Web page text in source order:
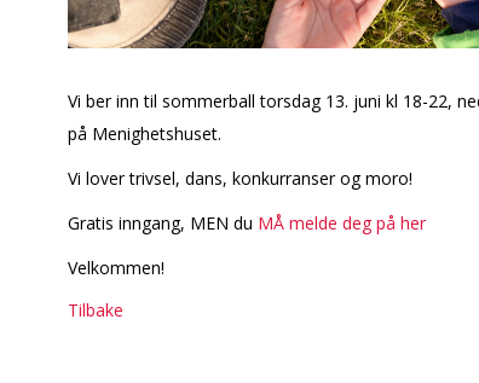
Vi ber inn til sommerball torsdag 13. juni kl 18-22,
på Menighetshuset.
Vi lover trivsel, dans, konkurranser og moro!
Gratis inngang, MEN du MÅ melde deg på her
Velkommen!
Tilbake